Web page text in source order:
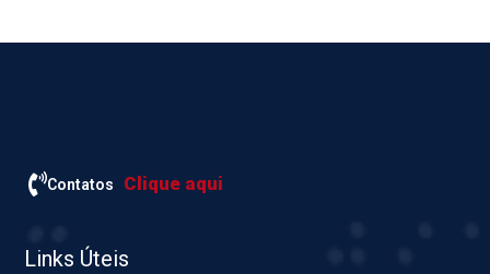
Contatos Clique aqui
Links Úteis